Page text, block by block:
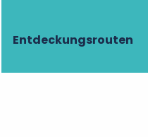
Entdeckungsrouten
Gisants
von Eleonore von
Löwenherz.